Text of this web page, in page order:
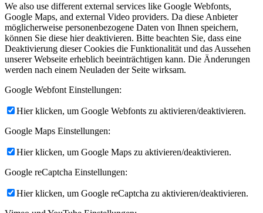
We also use different external services like Google Webfonts,
Google Maps, and external Video providers. Da diese Anbieter
möglicherweise personenbezogene Daten von Ihnen speichern,
können Sie diese hier deaktivieren. Bitte beachten Sie, dass eine
Deaktivierung dieser Cookies die Funktionalität und das Aussehen
unserer Webseite erheblich beeinträchtigen kann. Die Änderungen
werden nach einem Neuladen der Seite wirksam.
Google Webfont Einstellungen:
Hier klicken, um Google Webfonts zu aktivieren/deaktivieren.
Google Maps Einstellungen:
Hier klicken, um Google Maps zu aktivieren/deaktivieren.
Google reCaptcha Einstellungen:
Hier klicken, um Google reCaptcha zu aktivieren/deaktivieren.